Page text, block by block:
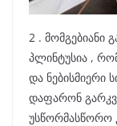
2 . მომგებიანი
პლინტუსია ,
და ნებისმიერი
დაფარონ
უსწორმასწორო